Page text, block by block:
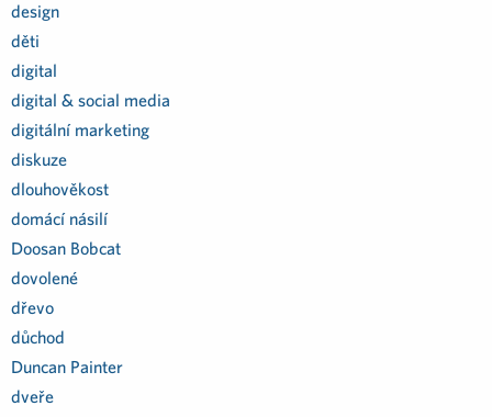
design
děti
digital
digital & social media
digitální marketing
diskuze
dlouhověkost
domácí násilí
Doosan Bobcat
dovolené
dřevo
důchod
Duncan Painter
dveře